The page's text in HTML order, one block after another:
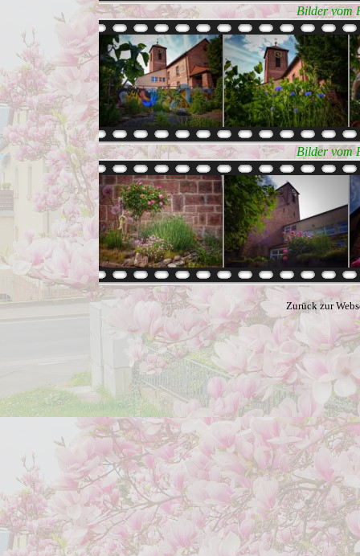
Bilder vom
Bilder vom
Zurück zur